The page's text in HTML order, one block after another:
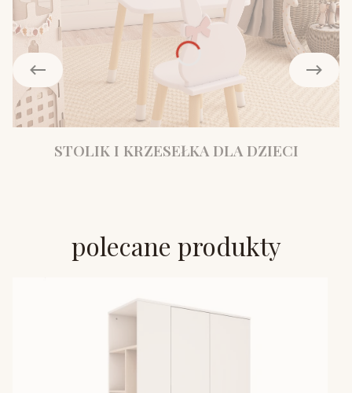
STOLIK I KRZESEŁKA DLA DZIECI
polecane produkty